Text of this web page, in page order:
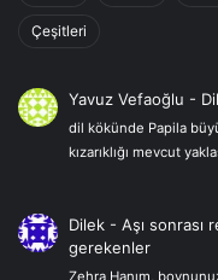
Çeşitleri
Yavuz Vefaoğlu -
dil kökünde Papila
kızarıklığı mevcut
Dilek -Aşı sonrası
gerekenler
Zehra Hanım,